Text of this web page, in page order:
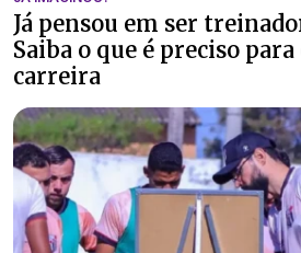
Já pensou em ser
Saiba o que é preciso
carreira